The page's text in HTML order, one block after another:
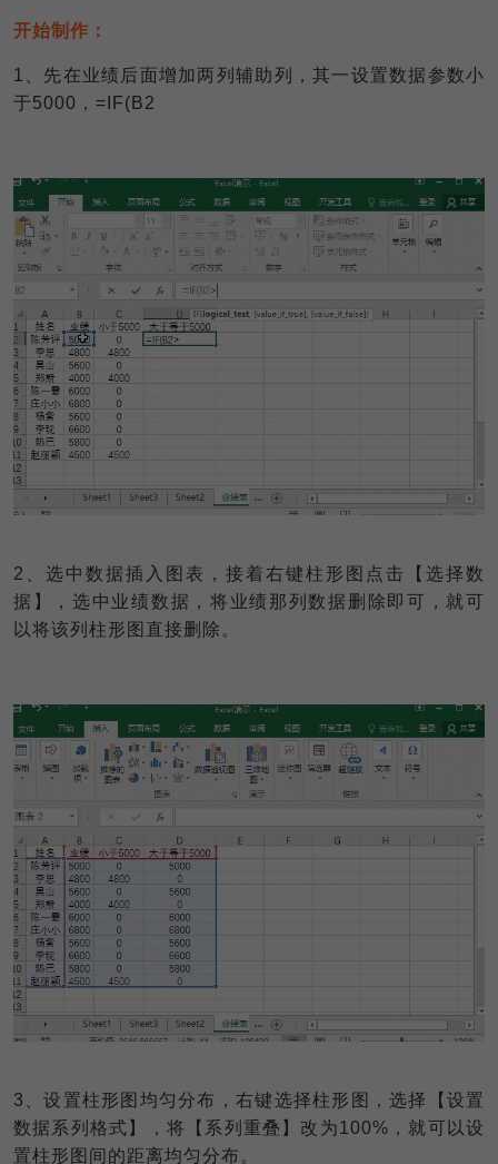
开始制作：
1
、先在业绩后面增加两列辅助列，其一设置数据参数小
于5000，=IF(B2
2
、选中数据插入图表，接着右键柱形图点击【选择数
据】，选中业绩数据，将业绩那列数据删除即可，就可
以将该列柱形图直接删除。
3
、设置柱形图均匀分布，右键选择柱形图，选择【设置
数据系列格式】，将【系列重叠】改为100%，就可以设
置柱形图间的距离均匀分布。